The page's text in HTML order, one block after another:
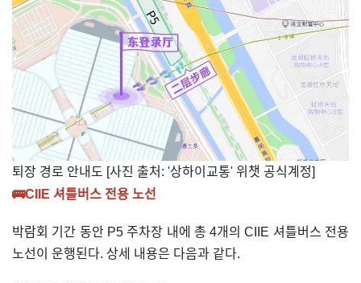
​퇴장 경로 안내도 [사진 출처: '상하이교통' 위챗 공식계정]
🚌CIIE 셔틀버스 전용 노선
박람회 기간 동안 P5 주차장 내에 총 4개의 CIIE 셔틀버스 전용
노선이 운행된다. 상세 내용은 다음과 같다.